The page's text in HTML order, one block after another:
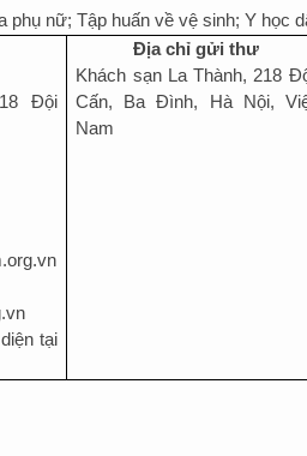
nữ; Tập huấn về vệ sinh; Y học
Đội
tại
Địa chỉ gửi thư
Khách sạn La Thành, 218
Cấn, Ba Đình, Hà Nội,
Nam